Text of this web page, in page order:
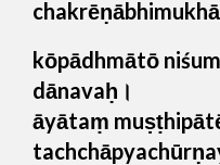
kōpādhmātō
dānavaḥ।
āyātaṃ